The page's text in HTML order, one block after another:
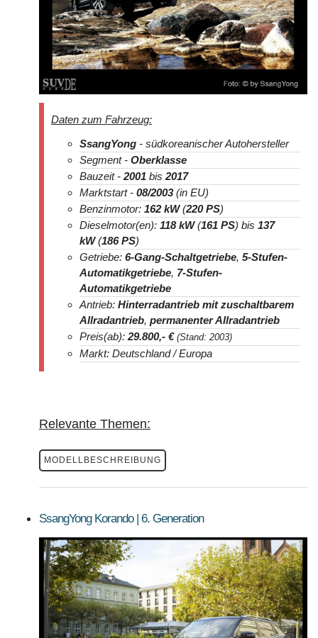
Daten zum Fahrzeug:
SsangYong - südkoreanischer Autohersteller
Segment - Oberklasse
Bauzeit - 2001 bis 2017
Marktstart - 08/2003(in EU)
Benzinmotor: 162 kW(220 PS)
Dieselmotor(en): 118 kW(161 PS) bis 137
kW(186 PS)
Getriebe: 6-Gang-Schaltgetriebe, 5-Stufen-
Automatikgetriebe, 7-Stufen-
Automatikgetriebe
Antrieb: Hinterradantrieb mit zuschaltbarem
Allradantrieb, permanenter Allradantrieb
Preis(ab): 29.800,- € (Stand: 2003)
Markt: Deutschland / Europa
Relevante Themen:
MODELLBESCHREIBUNG
SsangYong Korando | 6. Generation